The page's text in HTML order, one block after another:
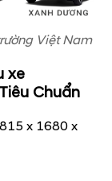
Việt Nam
xe
Chuẩn
x 1680 x